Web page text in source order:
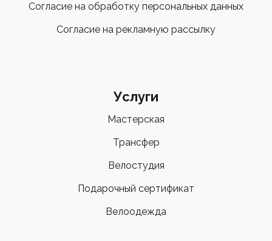
Согласие на обработку персональных данных
Согласие на рекламную рассылку
Услуги
Мастерская
Трансфер
Велостудия
Подарочный сертификат
Велоодежда